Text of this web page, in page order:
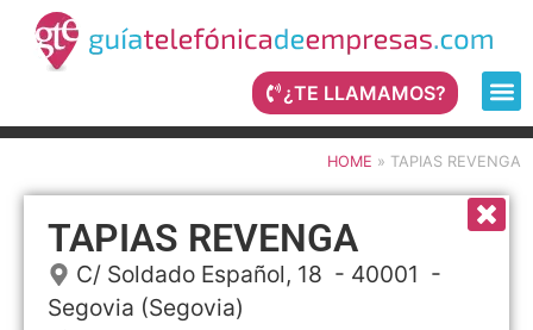
¿TE LLAMAMOS?
HOME » TAPIAS REVENGA
TAPIAS REVENGA
C/ Soldado Español, 18 - 40001 -
Segovia (Segovia)